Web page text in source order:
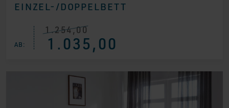
EINZEL-/DOPPELBETT
AB:
1.254,00
Ursprünglicher
Preis
war:1.035,00
Aktueller
Preis
ist: